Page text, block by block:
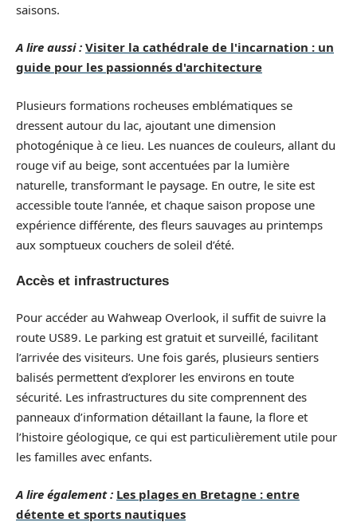
saisons.
A lire aussi : Visiter la cathédrale de l'incarnation : un
guide pour les passionnés d'architecture
Plusieurs formations rocheuses emblématiques se
dressent autour du lac, ajoutant une dimension
photogénique à ce lieu. Les nuances de couleurs, allant du
rouge vif au beige, sont accentuées par la lumière
naturelle, transformant le paysage. En outre, le site est
accessible toute l’année, et chaque saison propose une
expérience différente, des fleurs sauvages au printemps
aux somptueux couchers de soleil d’été.
Accès et infrastructures
Pour accéder au Wahweap Overlook, il suffit de suivre la
route US89. Le parking est gratuit et surveillé, facilitant
l’arrivée des visiteurs. Une fois garés, plusieurs sentiers
balisés permettent d’explorer les environs en toute
sécurité. Les infrastructures du site comprennent des
panneaux d’information détaillant la faune, la flore et
l’histoire géologique, ce qui est particulièrement utile pour
les familles avec enfants.
A lire également : Les plages en Bretagne : entre
détente et sports nautiques